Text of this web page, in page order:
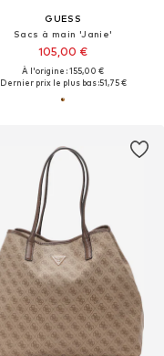
GUESS
Sacs à main 'Janie'
105,00 €
À l'origine : 155,00 €
Dernier prix le plus bas :51,75 €